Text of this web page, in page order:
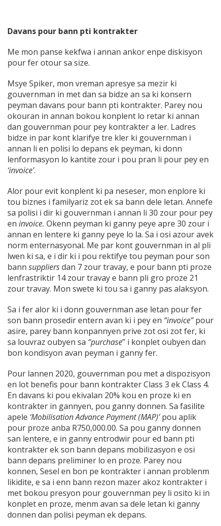
Davans pour bann pti kontrakter
Me mon panse kekfwa i annan ankor enpe diskisyon
pour fer otour sa size.
Msye Spiker, mon vreman apresye sa mezir ki
gouvernman in met dan sa bidze an sa ki konsern
peyman davans pour bann pti kontrakter. Parey nou
okouran in annan bokou konplent lo retar ki annan
dan gouvernman pour pey kontrakter a ler. Ladres
bidze in par kont klarifye tre kler ki gouvernman i
annan li en polisi lo depans ek peyman, ki donn
lenformasyon lo kantite zour i pou pran li pour pey en
‘invoice’.
Alor pour evit konplent ki pa neseser, mon enplore ki
tou biznes i familyariz zot ek sa bann dele letan. Annefe
sa polisi i dir ki gouvernman i annan li 30 zour pour pey
en invoice. Okenn peyman ki ganny peye apre 30 zour i
annan en lentere ki ganny peye lo la. Sa i osi azour avek
norm enternasyonal. Me par kont gouvernman in al pli
lwen ki sa, e i dir ki i pou rektifye tou peyman pour son
bann suppliersdan 7 zour travay, e pour bann pti proze
lenfrastriktir 14 zour travay e bann pli gro proze 21
zour travay. Mon swete ki tou sa i ganny pas alaksyon.
Sa i fer alor ki i donn gouvernman ase letan pour fer
son bann prosedir entern avan ki i pey en “invoice”pour
asire, parey bann konpannyen prive zot osi zot fer, ki
sa louvraz oubyen sa “purchase” i konplet oubyen dan
bon kondisyon avan peyman i ganny fer.
Pour lannen 2020, gouvernman pou met a dispozisyon
en lot benefis pour bann kontrakter Class 3 ek Class 4.
En davans ki pou ekivalan 20% kou en proze ki en
kontrakter in gannyen, pou ganny donnen. Sa fasilite
apele ‘Mobilisation Advance Payment (MAP)’pou aplik
pour proze anba R750,000.00. Sa pou ganny donnen
san lentere, e in ganny entrodwir pour ed bann pti
kontrakter ek son bann depans mobilizasyon e osi
bann depans preliminer lo en proze. Parey nou
konnen, Sesel en bon pe kontrakter i annan problenm
likidite, e sa i enn bann rezon mazer akoz kontrakter i
met bokou presyon pour gouvernman pey li osito ki in
konplet en proze, menm avan sa dele letan ki ganny
donnen dan polisi peyman ek depans.